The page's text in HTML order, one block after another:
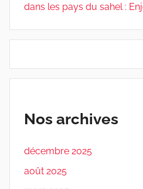
dans les pays du sahel :
Nos archives
décembre 2025
août 2025